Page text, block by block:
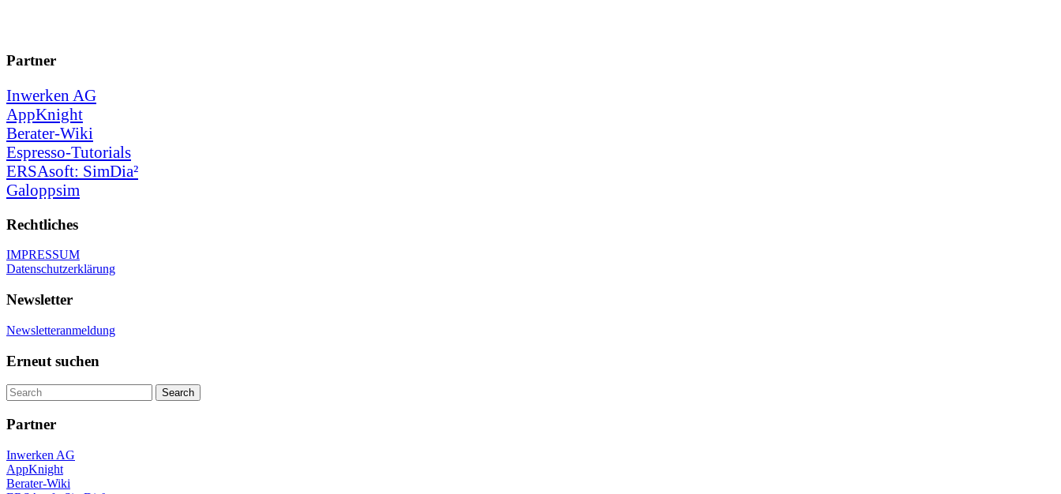
Partner
Inwerken AG
AppKnight
Berater-Wiki
Espresso-Tutorials
ERSAsoft: SimDia²
Galoppsim
Rechtliches
IMPRESSUM
Datenschutzerklärung
Newsletter
Newsletteranmeldung
Erneut suchen
Partner
Inwerken AG
AppKnight
Berater-Wiki